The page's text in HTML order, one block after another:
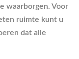
waarborgen. Voor
ruimte kunt u
dat alle